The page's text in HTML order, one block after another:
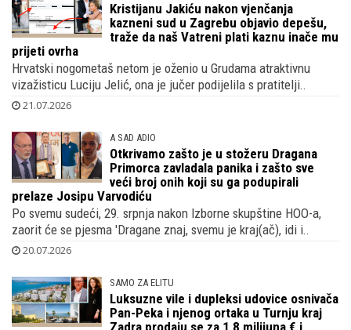
Kristijanu Jakiću nakon vjenčanja
kazneni sud u Zagrebu objavio depešu,
traže da naš Vatreni plati kaznu inače mu
prijeti ovrha
Hrvatski nogometaš netom je oženio u Grudama atraktivnu
vizažisticu Luciju Jelić, ona je jučer podijelila s pratitelji..
21.07.2026
A SAD ADIO
Otkrivamo zašto je u stožeru Dragana
Primorca zavladala panika i zašto sve
veći broj onih koji su ga podupirali
prelaze Josipu Varvodiću
Po svemu sudeći, 29. srpnja nakon Izborne skupštine HOO-a,
zaorit će se pjesma 'Dragane znaj, svemu je kraj(ač), idi i..
20.07.2026
SAMO ZA ELITU
Luksuzne vile i dupleksi udovice osnivača
Pan-Peka i njenog ortaka u Turnju kraj